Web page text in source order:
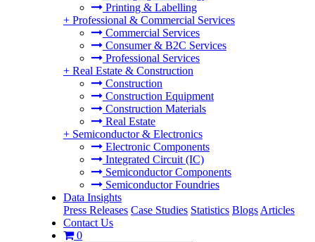
Printing & Labelling
+ Professional & Commercial Services
Commercial Services
Consumer & B2C Services
Professional Services
+ Real Estate & Construction
Construction
Construction Equipment
Construction Materials
Real Estate
+ Semiconductor & Electronics
Electronic Components
Integrated Circuit (IC)
Semiconductor Components
Semiconductor Foundries
Data Insights
Press Releases Case Studies Statistics Blogs Articles
Contact Us
0